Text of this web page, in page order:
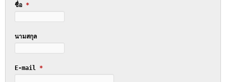
ชื่อ *
นามสกุล
E-mail *